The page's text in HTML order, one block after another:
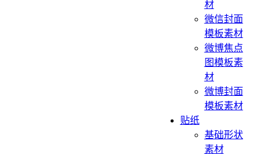
材
微信封面
模板素材
微博焦点
图模板素
材
微博封面
模板素材
贴纸
基础形状
素材